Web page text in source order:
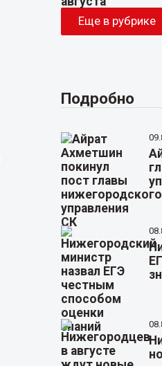
Еще в рубрике
Подробно